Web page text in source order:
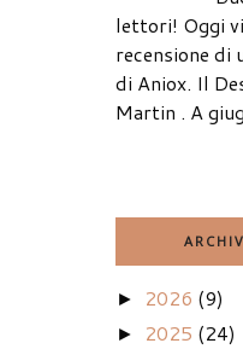
lettori! Oggi
recensione di
di Aniox. Il
Martin . A
► 2026 (9)
► 2025 (24)